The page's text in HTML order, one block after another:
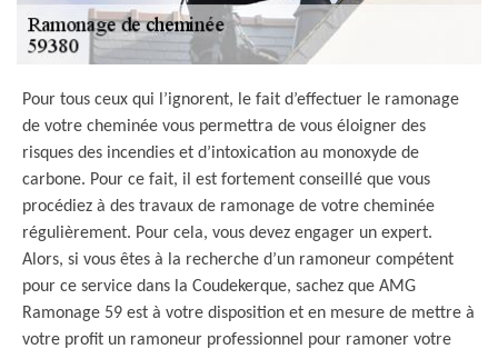
Pour tous ceux qui l’ignorent, le fait d’effectuer le ramonage
de votre cheminée vous permettra de vous éloigner des
risques des incendies et d’intoxication au monoxyde de
carbone. Pour ce fait, il est fortement conseillé que vous
procédiez à des travaux de ramonage de votre cheminée
régulièrement. Pour cela, vous devez engager un expert.
Alors, si vous êtes à la recherche d’un ramoneur compétent
pour ce service dans la Coudekerque, sachez que AMG
Ramonage 59 est à votre disposition et en mesure de mettre à
votre profit un ramoneur professionnel pour ramoner votre